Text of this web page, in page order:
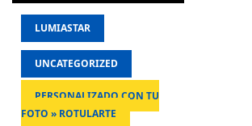
LUMIASTAR
UNCATEGORIZED
PERSONALIZADO CON TU
FOTO » ROTULARTE